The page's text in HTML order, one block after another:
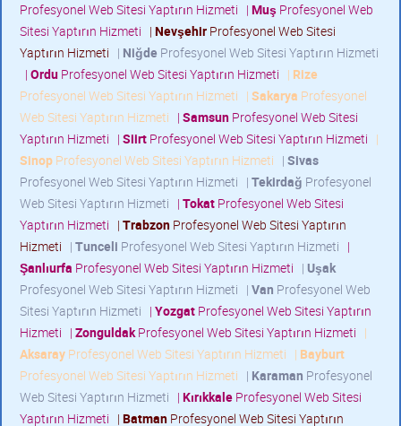
Profesyonel Web Sitesi Yaptırın Hizmeti | Muş Profesyonel Web
Sitesi Yaptırın Hizmeti | Nevşehir Profesyonel Web Sitesi
Yaptırın Hizmeti | Niğde Profesyonel Web Sitesi Yaptırın Hizmeti
| Ordu Profesyonel Web Sitesi Yaptırın Hizmeti | Rize
Profesyonel Web Sitesi Yaptırın Hizmeti | Sakarya Profesyonel
Web Sitesi Yaptırın Hizmeti | Samsun Profesyonel Web Sitesi
Yaptırın Hizmeti | Siirt Profesyonel Web Sitesi Yaptırın Hizmeti |
Sinop Profesyonel Web Sitesi Yaptırın Hizmeti | Sivas
Profesyonel Web Sitesi Yaptırın Hizmeti | Tekirdağ Profesyonel
Web Sitesi Yaptırın Hizmeti | Tokat Profesyonel Web Sitesi
Yaptırın Hizmeti | Trabzon Profesyonel Web Sitesi Yaptırın
Hizmeti | Tunceli Profesyonel Web Sitesi Yaptırın Hizmeti |
Şanlıurfa Profesyonel Web Sitesi Yaptırın Hizmeti | Uşak
Profesyonel Web Sitesi Yaptırın Hizmeti | Van Profesyonel Web
Sitesi Yaptırın Hizmeti | Yozgat Profesyonel Web Sitesi Yaptırın
Hizmeti | ZonguldakProfesyonel Web Sitesi Yaptırın Hizmeti |
Aksaray Profesyonel Web Sitesi Yaptırın Hizmeti | Bayburt
Profesyonel Web Sitesi Yaptırın Hizmeti | Karaman Profesyonel
Web Sitesi Yaptırın Hizmeti | Kırıkkale Profesyonel Web Sitesi
Yaptırın Hizmeti | Batman Profesyonel Web Sitesi Yaptırın